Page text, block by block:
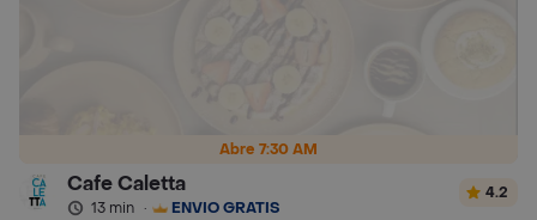
Abre 7:30 AM
Cafe Caletta
13 min · ENVÍO GRATIS
4.2